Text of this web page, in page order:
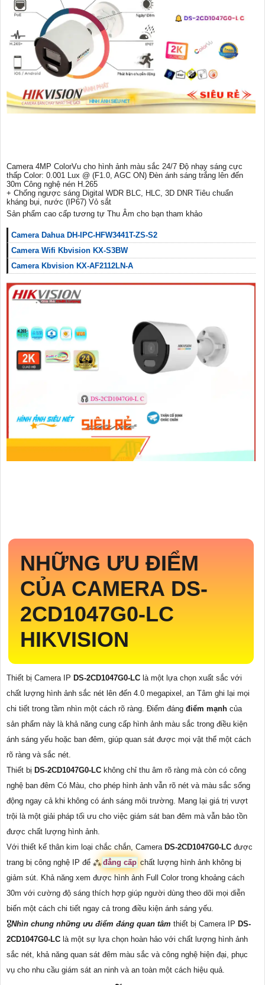
Camera 4MP ColorVu cho hình ảnh màu sắc 24/7 Độ nhạy sáng cực
thấp Color: 0.001 Lux @ (F1.0, AGC ON) Đèn ánh sáng trắng lên đến
30m Công nghệ nén H.265
+ Chống ngược sáng Digital WDR BLC, HLC, 3D DNR Tiêu chuẩn
kháng bụi, nước (IP67) Vỏ sắt
Sản phẩm cao cấp tương tự Thu Âm cho bạn tham khảo
Camera Dahua DH-IPC-HFW3441T-ZS-S2
Camera Wifi Kbvision KX-S3BW
Camera Kbvision KX-AF2112LN-A
NHỮNG ƯU ĐIỂM
CỦA CAMERA DS-
2CD1047G0-LC
HIKVISION
Thiết bị Camera IP DS-2CD1047G0-LC là một lựa chọn xuất sắc với
chất lượng hình ảnh sắc nét lên đến 4.0 megapixel, an Tâm ghi lại mọi
chi tiết trong tầm nhìn một cách rõ ràng. Điểm đáng điểm mạnh của
sản phẩm này là khả năng cung cấp hình ảnh màu sắc trong điều kiện
ánh sáng yếu hoặc ban đêm, giúp quan sát được mọi vật thể một cách
rõ ràng và sắc nét.
Thiết bị DS-2CD1047G0-LC không chỉ thu âm rõ ràng mà còn có công
nghệ ban đêm Có Màu, cho phép hình ảnh vẫn rõ nét và màu sắc sống
động ngay cả khi không có ánh sáng môi trường. Mang lại giá trị vượt
trội là một giải pháp tối ưu cho việc giám sát ban đêm mà vẫn bảo tồn
được chất lượng hình ảnh.
Với thiết kế thân kim loại chắc chắn, Camera DS-2CD1047G0-LC được
trang bị công nghệ IP để ⁂đẳng cấp chất lượng hình ảnh không bị
giảm sút. Khả năng xem được hình ảnh Full Color trong khoảng cách
30m với cường độ sáng thích hợp giúp người dùng theo dõi mọi diễn
biến một cách chi tiết ngay cả trong điều kiện ánh sáng yếu.
🎖️Nhìn chung những ưu điểm đáng quan tâm thiết bị Camera IP DS-
2CD1047G0-LC là một sự lựa chọn hoàn hảo với chất lượng hình ảnh
sắc nét, khả năng quan sát đêm màu sắc và công nghệ hiện đại, phục
vụ cho nhu cầu giám sát an ninh và an toàn một cách hiệu quả.